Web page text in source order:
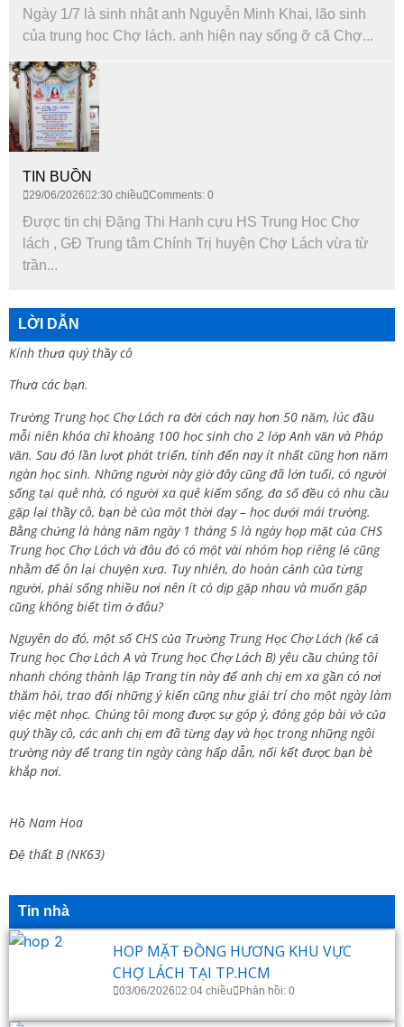
Ngày 1/7 là sinh nhật anh Nguyễn Minh Khai, lão sinh
của trung hoc Chợ lách. anh hiện nay sống ỡ cã Chợ...
TIN BUỒN
29/06/2026 2:30 chiều Comments: 0
Được tin chị Đặng Thi Hanh cựu HS Trung Hoc Chợ
lách , GĐ Trung tâm Chính Trị huyện Chợ Lách vừa từ
trần...
LỜI DẪN
Kính thưa quý thầy cô
Thưa các bạn.
Trường Trung học Chợ Lách ra đời cách nay hơn 50 năm, lúc đầu
mỗi niên khóa chỉ khoảng 100 học sinh cho 2 lớp Anh văn và Pháp
văn. Sau đó lần lượt phát triển, tính đến nay ít nhất cũng hơn năm
ngàn học sinh. Những người này giờ đây cũng đã lớn tuổi, có người
sống tại quê nhà, có người xa quê kiếm sống, đa số đều có nhu cầu
gặp lại thầy cô, bạn bè của một thời dạy – học dưới mái trường.
Bằng chứng là hàng năm ngày 1 tháng 5 là ngày họp mặt của CHS
Trung học Chợ Lách và đâu đó có một vài nhóm họp riêng lẻ cũng
nhằm để ôn lại chuyện xưa. Tuy nhiên, do hoàn cảnh của từng
người, phải sống nhiều nơi nên ít có dịp gặp nhau và muốn gặp
cũng không biết tìm ở đâu?
Nguyên do đó, một số CHS của Trường Trung Học Chợ Lách (kể cả
Trung học Chợ Lách A và Trung học Chợ Lách B) yêu cầu chúng tôi
nhanh chóng thành lập Trang tin này để anh chị em xa gần có nơi
thăm hỏi, trao đổi những ý kiến cũng như giải trí cho một ngày làm
việc mệt nhọc. Chúng tôi mong được sự góp ý, đóng góp bài vở của
quý thầy cô, các anh chị em đã từng dạy và học trong những ngôi
trường này để trang tin ngày càng hấp dẫn, nối kết được bạn bè
khắp nơi.
Hồ Nam Hoa
Đệ thất B (NK63)
Tin nhà
HOP MẶT ĐỒNG HƯƠNG KHU VỰC
CHỢ LÁCH TẠI TP.HCM
03/06/2026 2:04 chiều Phản hồi: 0